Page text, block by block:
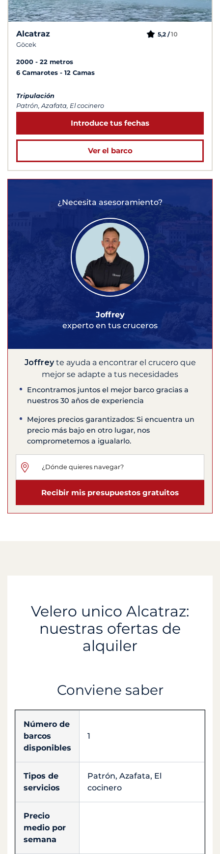
Alcatraz
Göcek
5,2 /10
2000
22 metros
6 Camarotes
12 Camas
Tripulación
Patrón, Azafata, El cocinero
Introduce tus fechas
Ver el barco
¿Necesita asesoramiento?
Joffrey
experto en tus cruceros
Joffreyte ayuda a encontrar el crucero que
mejor se adapte a tus necesidades
Encontramos juntos el mejor barco gracias a
nuestros 30 años de experiencia
Mejores precios garantizados: Si encuentra un
precio más bajo en otro lugar, nos
comprometemos a igualarlo.
Recibir mis presupuestos gratuitos
Velero unico Alcatraz:
nuestras ofertas de
alquiler
Conviene saber
Número de
barcos
disponibles
1
Tipos de
servicios
Patrón, Azafata, El
cocinero
Precio
medio por
semana